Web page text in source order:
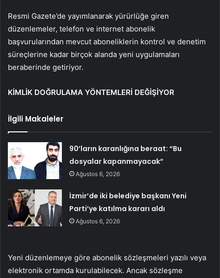
Resmi Gazete’de yayımlanarak yürürlüğe giren
düzenlemeler, telefon ve internet abonelik
başvurularından mevcut aboneliklerin kontrol ve denetim
süreçlerine kadar birçok alanda yeni uygulamaları
beraberinde getiriyor.
KİMLİK DOĞRULAMA YÖNTEMLERİ DEĞİŞİYOR
İlgili Makaleler
90’ların karanlığına beraat: “Bu
dosyalar kapanmayacak”
Ağustos 6, 2026
İzmir’de iki belediye başkanı Yeni
Parti’ye katılma kararı aldı
Ağustos 6, 2026
Yeni düzenlemeye göre abonelik sözleşmeleri yazılı veya
elektronik ortamda kurulabilecek. Ancak sözleşme